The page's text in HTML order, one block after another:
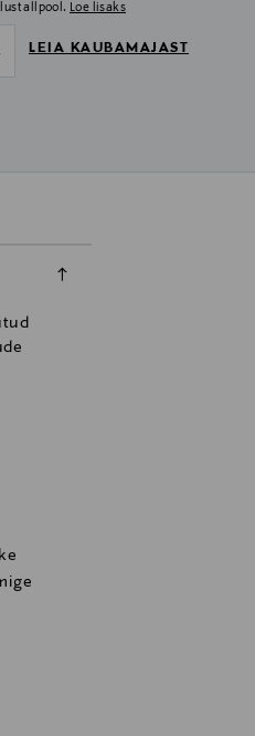
allpool. Loe lisaks
LEIA KAUBAMAJAST